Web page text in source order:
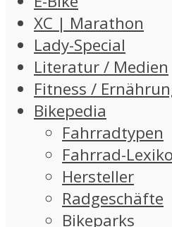
XC | Marathon
Lady-Special
Literatur / Medien
Fitness /
Bikepedia
Fahrradtypen
Fahrrad-
Hersteller
Radgeschäfte
Bikeparks